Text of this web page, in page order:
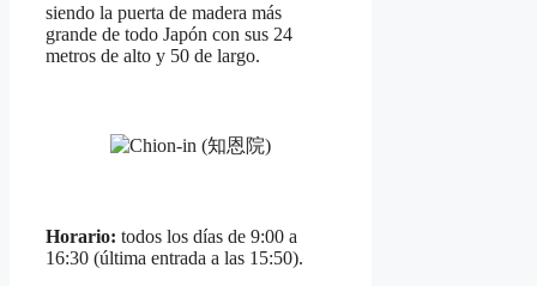
siendo la puerta de madera más
grande de todo Japón con sus 24
metros de alto y 50 de largo.
Horario: todos los días de 9:00 a
16:30 (última entrada a las 15:50).